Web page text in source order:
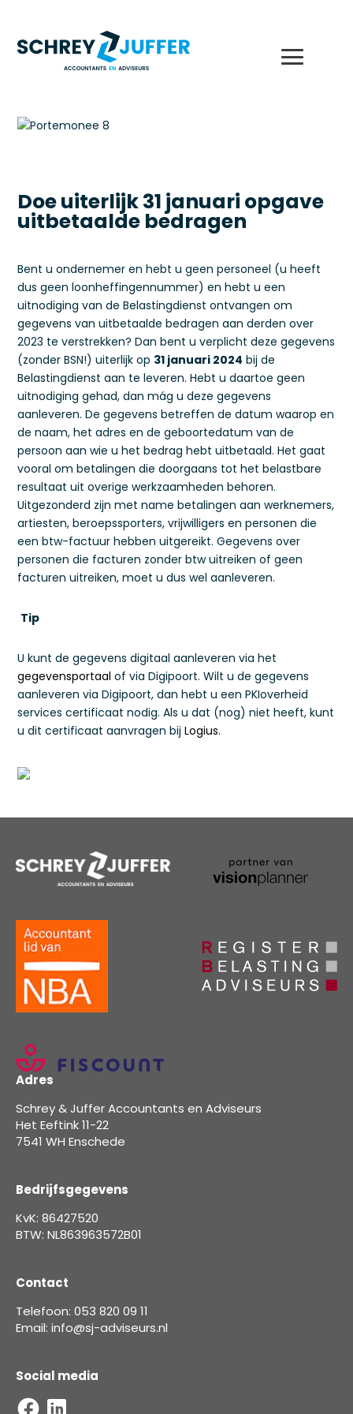
Doe uiterlijk 31 januari opgave
uitbetaalde bedragen
Bent u ondernemer en hebt u geen personeel (u heeft
dus geen loonheffingennummer) en hebt u een
uitnodiging van de Belastingdienst ontvangen om
gegevens van uitbetaalde bedragen aan derden over
2023 te verstrekken? Dan bent u verplicht deze gegevens
(zonder BSN!) uiterlijk op 31 januari 2024 bij de
Belastingdienst aan te leveren. Hebt u daartoe geen
uitnodiging gehad, dan mág u deze gegevens
aanleveren. De gegevens betreffen de datum waarop en
de naam, het adres en de geboortedatum van de
persoon aan wie u het bedrag hebt uitbetaald. Het gaat
vooral om betalingen die doorgaans tot het belastbare
resultaat uit overige werkzaamheden behoren.
Uitgezonderd zijn met name betalingen aan werknemers,
artiesten, beroepssporters, vrijwilligers en personen die
een btw-factuur hebben uitgereikt. Gegevens over
personen die facturen zonder btw uitreiken of geen
facturen uitreiken, moet u dus wel aanleveren.
Tip
U kunt de gegevens digitaal aanleveren via het
gegevensportaal of via Digipoort. Wilt u de gegevens
aanleveren via Digipoort, dan hebt u een PKIoverheid
services certificaat nodig. Als u dat (nog) niet heeft, kunt
u dit certificaat aanvragen bijLogius.
Adres
Schrey & Juffer Accountants en Adviseurs
Het Eeftink 11-22
7541 WH Enschede
Bedrijfsgegevens
KvK: 86427520
BTW: NL863963572B01
Contact
Telefoon: 053 820 09 11
Email: info@sj-adviseurs.nl
Social media